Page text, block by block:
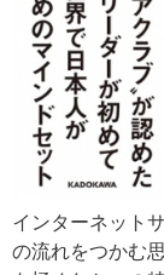
インターネット
の流れをつかむ